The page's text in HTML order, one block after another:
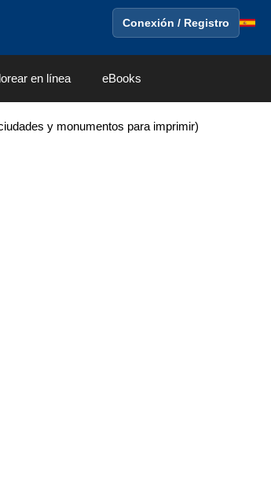
Conexión / Registro
en línea eBooks
y monumentos para imprimir)